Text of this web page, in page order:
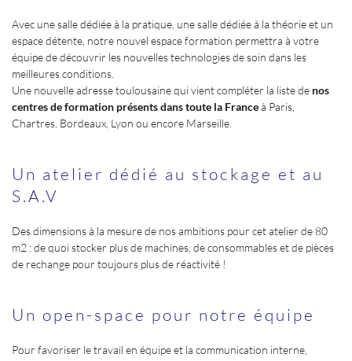
Avec une salle dédiée à la pratique, une salle dédiée à la théorie et un
espace détente, notre nouvel espace formation permettra à votre
équipe de découvrir les nouvelles technologies de soin dans les
meilleures conditions.
Une nouvelle adresse toulousaine qui vient compléter la liste de nos
centres de formation présents dans toute la Franceà Paris,
Chartres, Bordeaux, Lyon ou encore Marseille.
Un atelier dédié au stockage et au
S.A.V
Des dimensions à la mesure de nos ambitions pour cet atelier de 80
m2 : de quoi stocker plus de machines, de consommables et de pièces
de rechange pour toujours plus de réactivité !
Un open-space pour notre équipe
Pour favoriser le travail en équipe et la communication interne,